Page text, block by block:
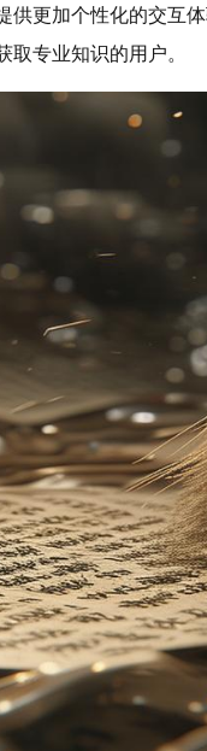
更加个性化的交互
专业知识的用户。